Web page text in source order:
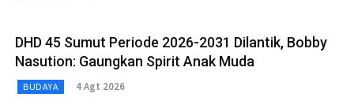
DHD 45 Sumut Periode 2026-2031 Dilantik, Bobby
Nasution: Gaungkan Spirit Anak Muda
BUDAYA 4 Agt 2026